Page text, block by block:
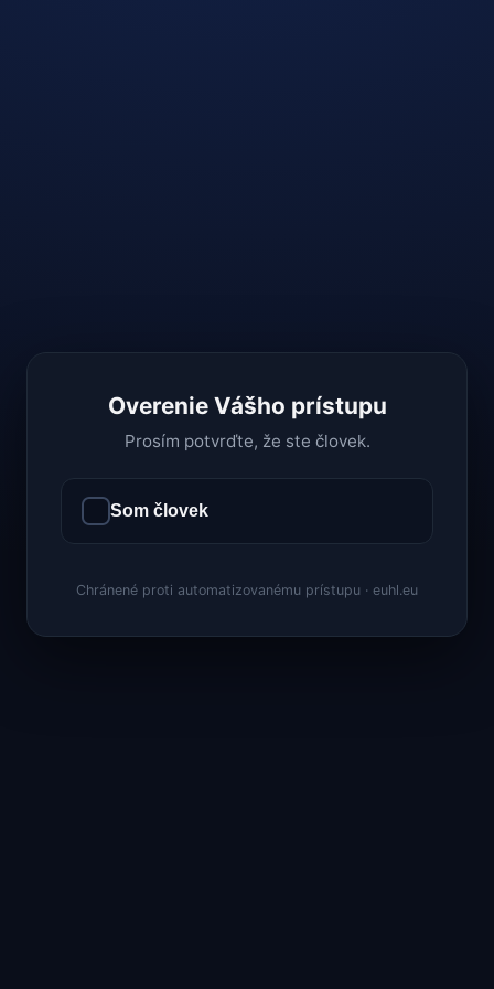
Overenie Vášho prístupu
Prosím potvrďte, že ste človek.
Som človek
Chránené proti automatizovanému prístupu · euhl.eu